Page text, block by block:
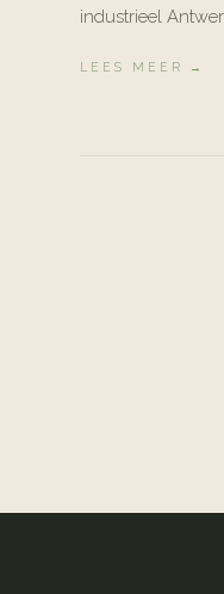
industrieel
LEES MEER →